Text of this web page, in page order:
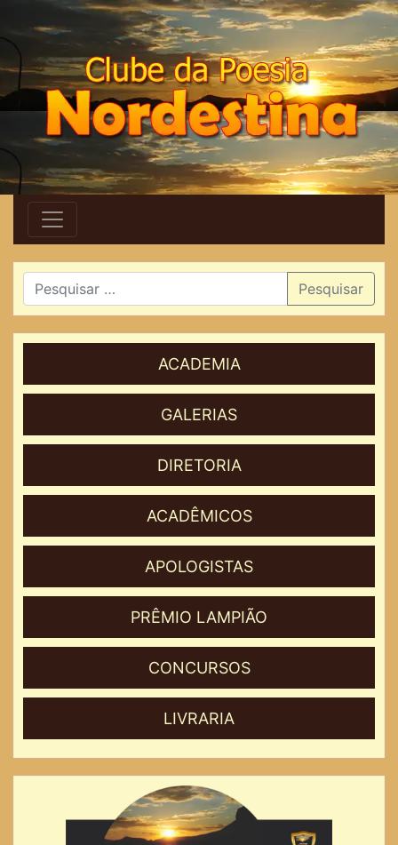
Pesquisar
ACADEMIA
GALERIAS
DIRETORIA
ACADÊMICOS
APOLOGISTAS
PRÊMIO LAMPIÃO
CONCURSOS
LIVRARIA